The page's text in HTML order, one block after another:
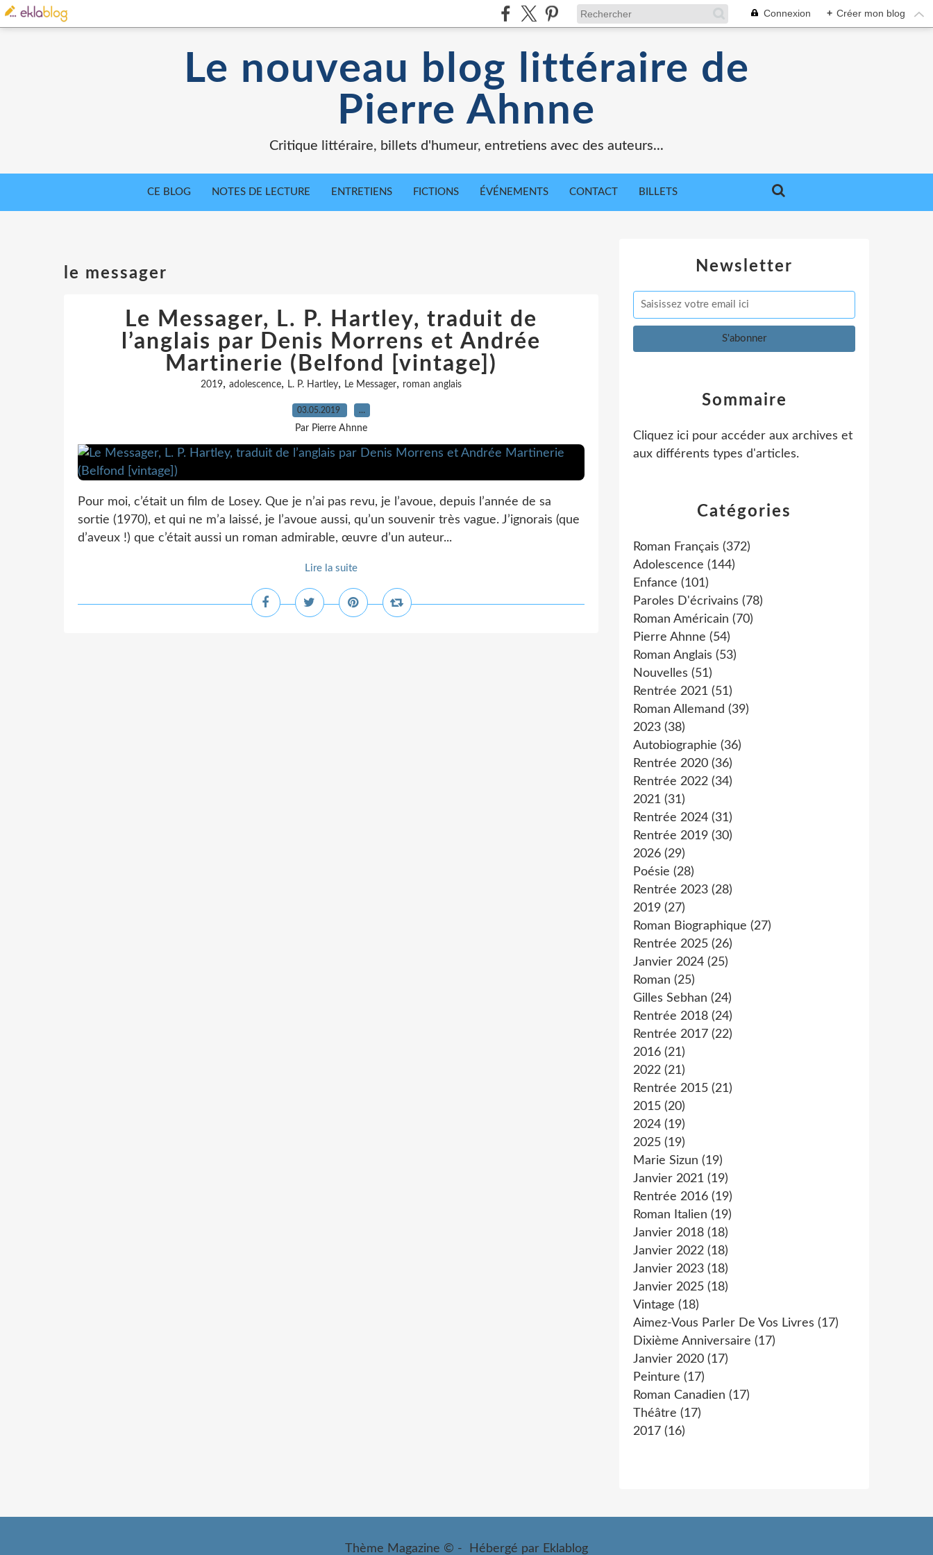
Connexion + Créer mon blog
Le nouveau blog littéraire de
Pierre Ahnne
Critique littéraire, billets d'humeur, entretiens avec des auteurs...
CE BLOG NOTES DE LECTURE ENTRETIENS FICTIONS ÉVÉNEMENTS CONTACT BILLETS
le messager
Le Messager, L. P. Hartley, traduit de
l’anglais par Denis Morrens et Andrée
Martinerie (Belfond [vintage])
2019, adolescence, L. P. Hartley, Le Messager, roman anglais
03.05.2019 …
Par Pierre Ahnne
Pour moi, c’était un film de Losey. Que je n’ai pas revu, je l’avoue, depuis l’année de sa
sortie (1970), et qui ne m’a laissé, je l’avoue aussi, qu’un souvenir très vague. J’ignorais (que
d’aveux !) que c’était aussi un roman admirable, œuvre d’un auteur...
Lire la suite
Newsletter
Catégories
Roman Français (372)
Adolescence (144)
Enfance (101)
Paroles D'écrivains (78)
Roman Américain (70)
Pierre Ahnne (54)
Roman Anglais (53)
Nouvelles (51)
Rentrée 2021 (51)
Roman Allemand (39)
2023 (38)
Autobiographie (36)
Rentrée 2020 (36)
Rentrée 2022 (34)
2021 (31)
Rentrée 2024 (31)
Rentrée 2019 (30)
2026 (29)
Poésie (28)
Rentrée 2023 (28)
2019 (27)
Roman Biographique (27)
Rentrée 2025 (26)
Janvier 2024 (25)
Roman (25)
Gilles Sebhan (24)
Rentrée 2018 (24)
Rentrée 2017 (22)
2016 (21)
2022 (21)
Rentrée 2015 (21)
2015 (20)
2024 (19)
2025 (19)
Marie Sizun (19)
Janvier 2021 (19)
Rentrée 2016 (19)
Roman Italien (19)
Janvier 2018 (18)
Janvier 2022 (18)
Janvier 2023 (18)
Janvier 2025 (18)
Vintage (18)
Aimez-Vous Parler De Vos Livres (17)
Dixième Anniversaire (17)
Janvier 2020 (17)
Peinture (17)
Roman Canadien (17)
Théâtre (17)
2017 (16)
Sommaire
Cliquez ici pour accéder aux archives et
aux différents types d'articles.
Thème Magazine © - Hébergé par Eklablog